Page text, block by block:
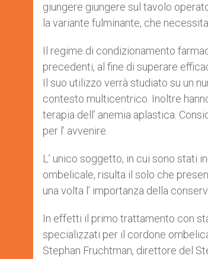
giungere giungere sul tavolo
la variante fulminante, che
Il regime di condizionamento
precedenti, al fine di superare
Il suo utilizzo verrà studiato su un
contesto multicentrico. Inoltre
terapia dell’ anemia aplastica.
per l’ avvenire.
L’ unico soggetto, in cui sono stati
ombelicale, risulta il solo che
una volta l’ importanza della
In effetti il primo trattamento con
specializzati per il cordone
Stephan Fruchtman, direttore del